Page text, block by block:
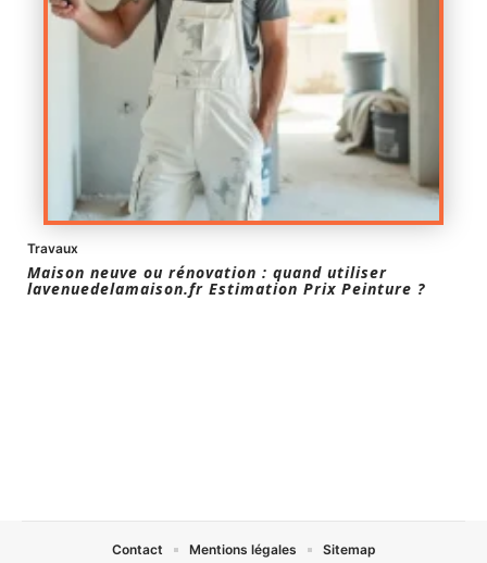
Travaux
Maison neuve ou rénovation : quand utiliser
lavenuedelamaison.fr Estimation Prix Peinture ?
Contact Mentions légales Sitemap